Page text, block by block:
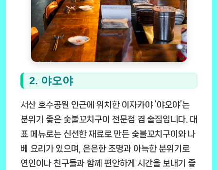
2. 야오야
서산 호수공원 인근에 위치한 이자카야 ‘야오야’는
분위기 좋은 숯불꼬치구이 전문점 겸 술집입니다. 대
표 메뉴로는 신선한 재료로 만든 숯불꼬치구이와 나
베 요리가 있으며, 은은한 조명과 아늑한 분위기로
연인이나 친구들과 함께 편안하게 시간을 보내기 좋